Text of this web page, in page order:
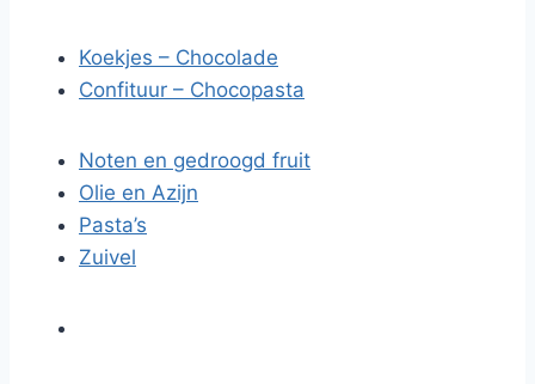
Koekjes – Chocolade
Confituur – Chocopasta
Noten en gedroogd fruit
Olie en Azijn
Pasta’s
Zuivel